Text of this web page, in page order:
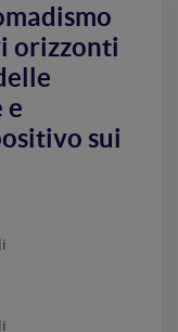
orizzonti
e
sui